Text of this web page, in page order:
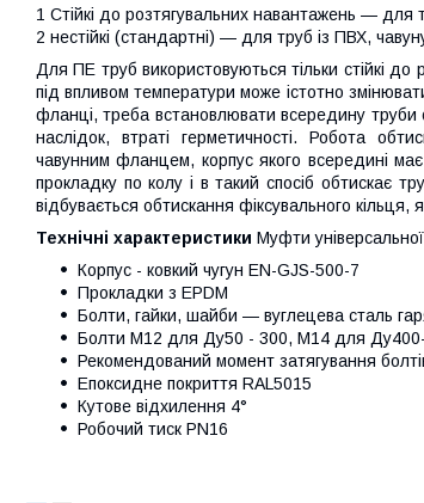
1 Стійкі до розтягувальних навантажень — для
2 нестійкі (стандартні) — для труб із ПВХ,
Для ПЕ труб використовуються тільки стійкі
під впливом температури може істотно
фланці, треба встановлювати всередину труби
наслідок, втраті герметичності. Робота
чавунним фланцем, корпус якого всередині
прокладку по колу і в такий спосіб обтискає
відбувається обтискання фіксувального кільця,
Технічні характеристики Муфти
Корпус - ковкий чугун EN-GJS-500-7
Прокладки з EPDM
Болти, гайки, шайби — вуглецева сталь
Болти М12 для Ду50 - 300, М14 для
Рекомендований момент затягування
Епоксидне покриття RAL5015
Кутове відхилення 4°
Робочий тиск PN16